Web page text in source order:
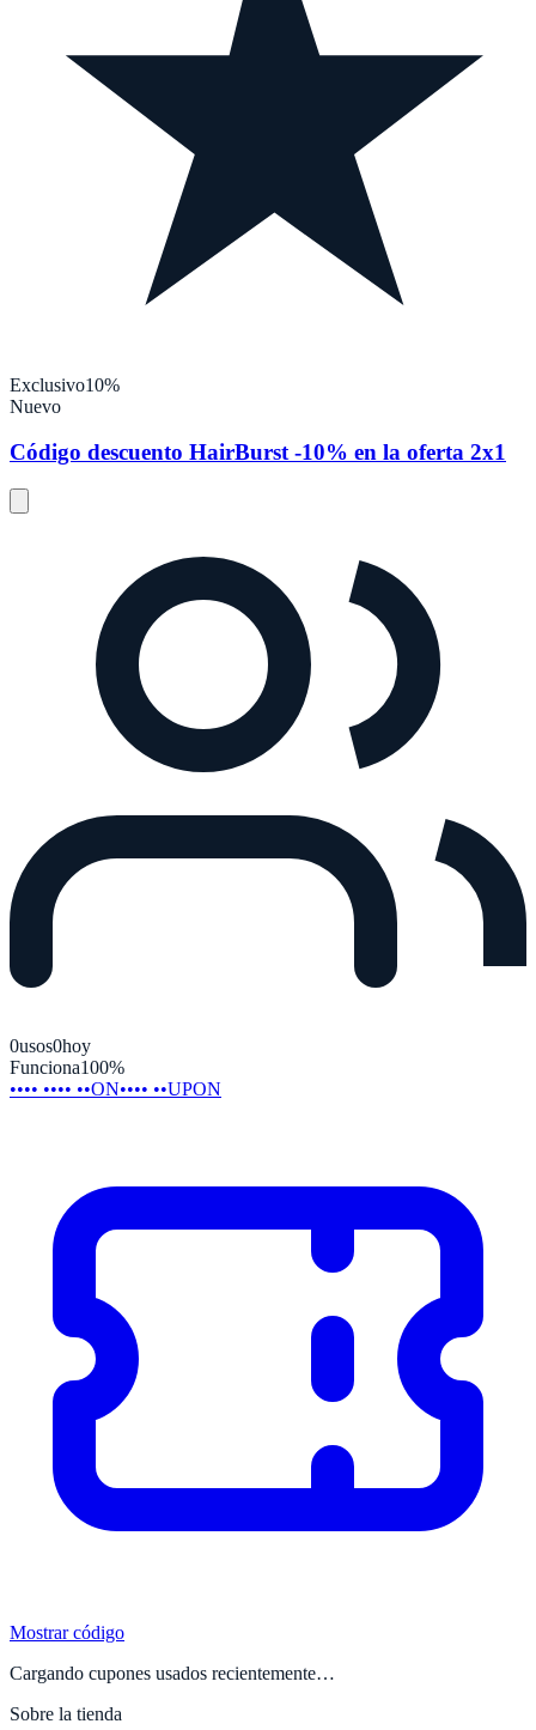
Exclusivo10%
Nuevo
Código descuento HairBurst -10% en la oferta 2x1
0usos0hoy
Funciona100%
•••• •••• ••ON•••• ••UPON
Mostrar código
Cargando cupones usados recientemente…
Sobre la tienda